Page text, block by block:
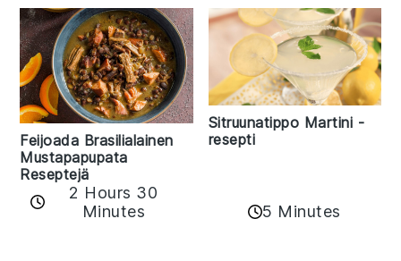
Feijoada Brasilialainen
Mustapapupata
Reseptejä
2 Hours 30
Minutes
Sitruunatippo Martini -
resepti
5 Minutes